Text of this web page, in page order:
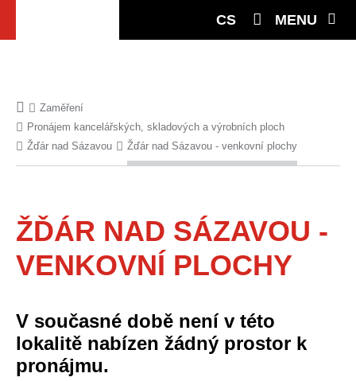
Zaměření
Pronájem kancelářských, skladových a výrobních ploch
Žďár nad Sázavou
Žďár nad Sázavou - venkovní plochy
ŽĎÁR NAD SÁZAVOU -
VENKOVNÍ PLOCHY
V současné době není v této
lokalitě nabízen žádný prostor k
pronájmu.
CS MENU